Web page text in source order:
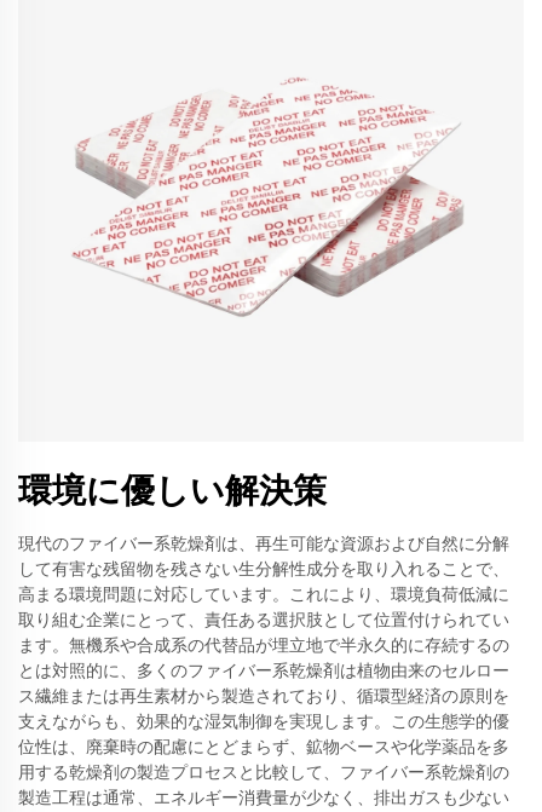
環境に優しい解決策
現代のファイバー系乾燥剤は、再生可能な資源および自然に分解
して有害な残留物を残さない生分解性成分を取り入れることで、
高まる環境問題に対応しています。これにより、環境負荷低減に
取り組む企業にとって、責任ある選択肢として位置付けられてい
ます。無機系や合成系の代替品が埋立地で半永久的に存続するの
とは対照的に、多くのファイバー系乾燥剤は植物由来のセルロー
ス繊維または再生素材から製造されており、循環型経済の原則を
支えながらも、効果的な湿気制御を実現します。この生態学的優
位性は、廃棄時の配慮にとどまらず、鉱物ベースや化学薬品を多
用する乾燥剤の製造プロセスと比較して、ファイバー系乾燥剤の
製造工程は通常、エネルギー消費量が少なく、排出ガスも少ない